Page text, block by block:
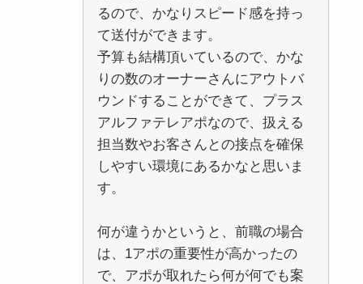
るので、かなりスピード感を持っ
て送付ができます。
予算も結構頂いているので、かな
りの数のオーナーさんにアウトバ
ウンドすることができて、プラス
アルファテレアポなので、扱える
担当数やお客さんとの接点を確保
しやすい環境にあるかなと思いま
す。
何が違うかというと、前職の場合
は、1アポの重要性が高かったの
で、アポが取れたら何が何でも案